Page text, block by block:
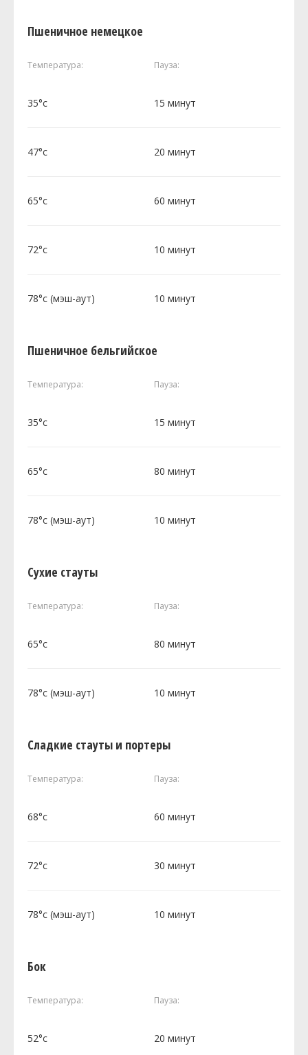
Пшеничное немецкое
Температура: Пауза:
35°c 15 минут
47°c 20 минут
65°c 60 минут
72°c 10 минут
78°c (мэш-аут) 10 минут
Пшеничное бельгийское
Температура: Пауза:
35°c 15 минут
65°c 80 минут
78°c (мэш-аут) 10 минут
Сухие стауты
Температура: Пауза:
65°c 80 минут
78°c (мэш-аут) 10 минут
Сладкие стауты и портеры
Температура: Пауза:
68°c 60 минут
72°c 30 минут
78°c (мэш-аут) 10 минут
Бок
Температура: Пауза:
52°c 20 минут